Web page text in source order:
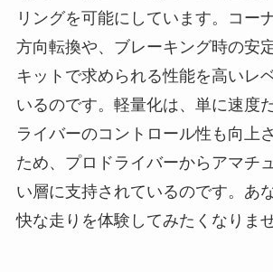
リングを可能にしています。コー
方向転換や、ブレーキング時の安
キットで求められる性能を高いレ
いるのです。軽量化は、単に速度
ライバーのコントロール性も向上
ため、プロドライバーからアマチ
い層に支持されているのです。あ
快な走りを体験してみたくなりま